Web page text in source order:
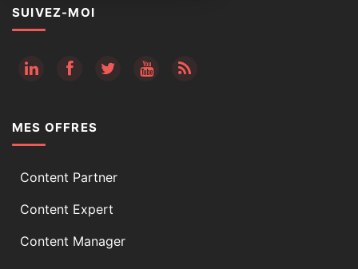
SUIVEZ-MOI
RSS
MES OFFRES
Content Partner
Content Expert
Content Manager